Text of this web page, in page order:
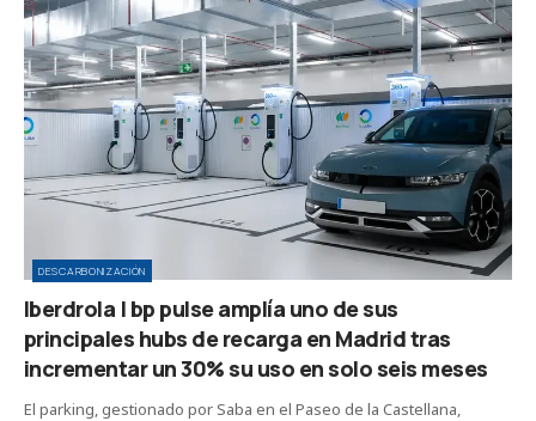
DESCARBONIZACIÓN
Iberdrola | bp pulse amplía uno de sus
principales hubs de recarga en Madrid tras
incrementar un 30% su uso en solo seis meses
El parking, gestionado por Saba en el Paseo de la Castellana,